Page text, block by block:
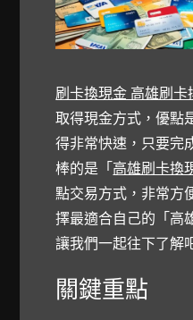
刷卡換現金 高雄刷卡
取得現金方式，優點
得非常快速，只要完
棒的是「高雄刷卡換
點交易方式，非常方
擇最適合自己的「高
讓我們一起往下了解
關鍵重點